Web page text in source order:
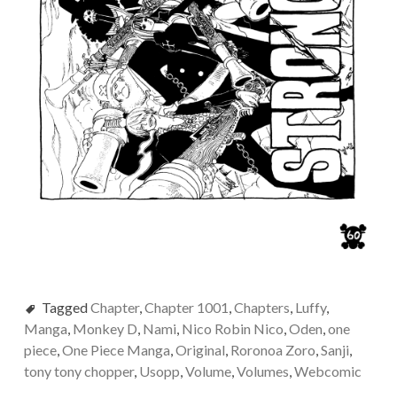
TaggedChapter, Chapter 1001 Chapters Luffy,
Manga Monkey D Nami Nico Robin Nico Oden one
piece, One Piece Manga Original Roronoa Zoro Sanji
tony tony chopper, Usopp Volume, Volumes Webcomic